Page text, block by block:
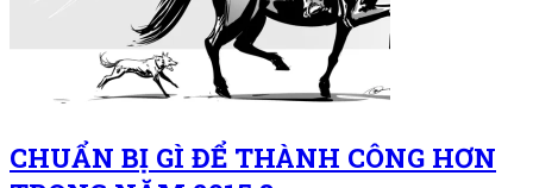
CHUẨN BỊ GÌ ĐỂ THÀNH CÔNG HƠN